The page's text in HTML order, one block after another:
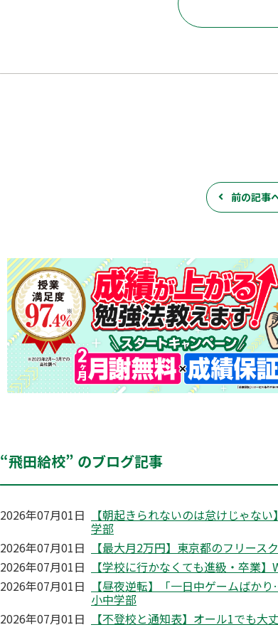
前の記事
“飛田給校” のブログ記事
2026年07月01日 【朝起きられないのは怠けじゃな
学部
2026年07月01日
【最大月2万円】東京都のフリー
2026年07月01日
【学校に行かなくても進級・卒業
2026年07月01日
【昼夜逆転】「一日中ゲームばか
小中学部
2026年07月01日
【不登校と通知表】オール1でも